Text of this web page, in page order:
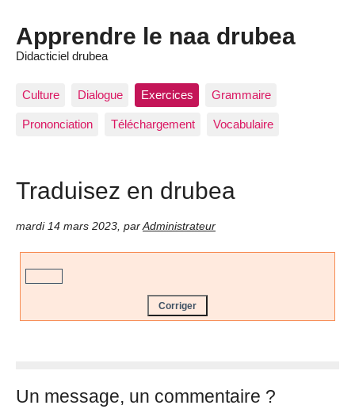
Apprendre le naa drubea
Didacticiel drubea
Culture Dialogue Exercices Grammaire
Prononciation Téléchargement Vocabulaire
Traduisez en drubea
mardi 14 mars 2023 par Administrateur
Un message, un commentaire ?